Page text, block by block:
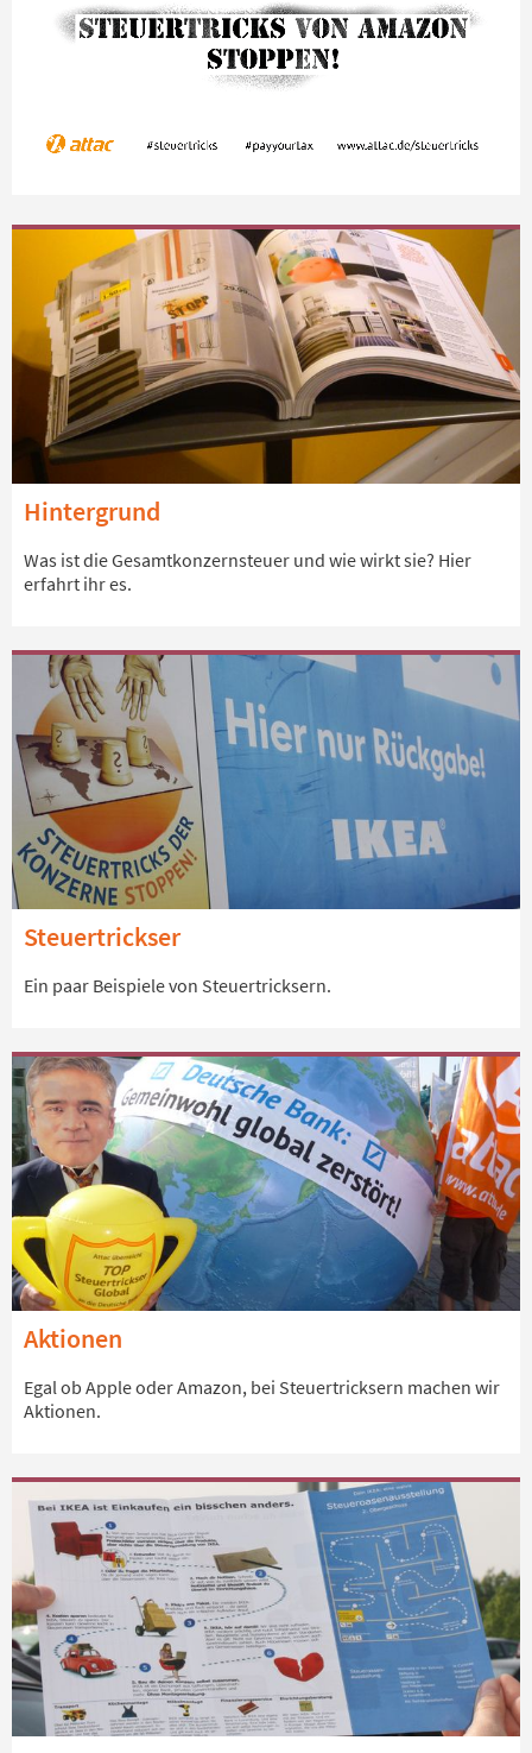
Hintergrund
Was ist die Gesamtkonzernsteuer und wie wirkt sie? Hier
erfahrt ihr es.
Steuertrickser
Ein paar Beispiele von Steuertricksern.
Aktionen
Egal ob Apple oder Amazon, bei Steuertricksern machen wir
Aktionen.